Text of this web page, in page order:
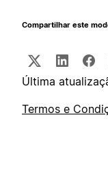
Compartilhar este
Última
Termos e